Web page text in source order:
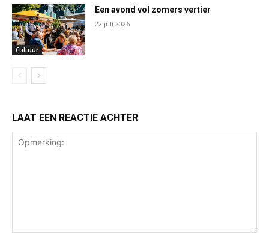
Cultuur
Een avond vol zomers vertier
22 juli 2026
LAAT EEN REACTIE ACHTER